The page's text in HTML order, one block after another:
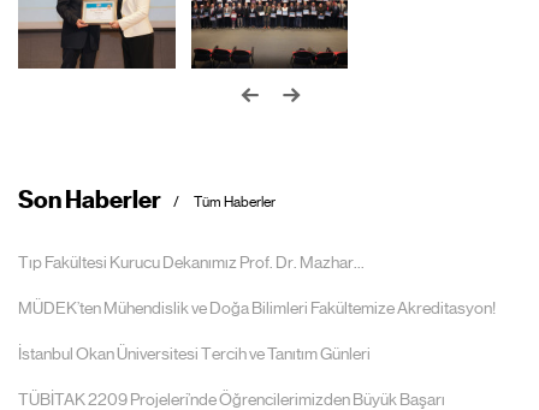
Son Haberler Tüm Haberler
Tıp Fakültesi Kurucu Dekanımız Prof. Dr. Mazhar...
MÜDEK’ten Mühendislik ve Doğa Bilimleri Fakültemize Akreditasyon!
İstanbul Okan Üniversitesi Tercih ve Tanıtım Günleri
TÜBİTAK 2209 Projeleri’nde Öğrencilerimizden Büyük Başarı